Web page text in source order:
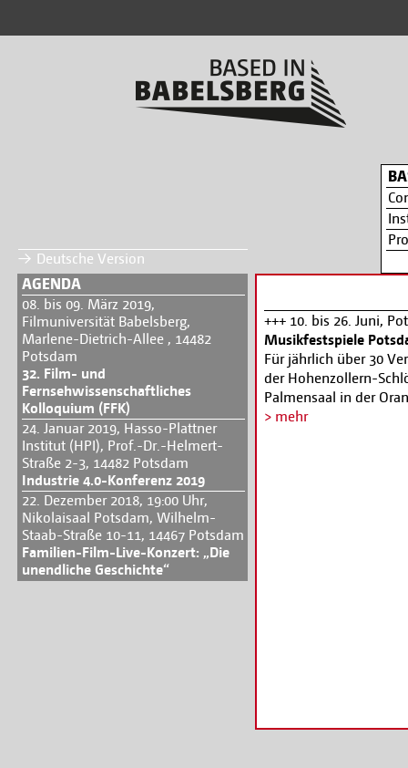
Deutsche Version
AGENDA
08. bis 09. März 2019,
Filmuniversität Babelsberg,
Marlene-Dietrich-Allee , 14482
Potsdam
32. Film- und
Fernsehwissenschaftliches
Kolloquium (FFK)
24. Januar 2019, Hasso-Plattner
Institut (HPI), Prof.-Dr.-Helmert-
Straße 2-3, 14482 Potsdam
Industrie 4.0-Konferenz 2019
22. Dezember 2018, 19:00 Uhr,
Nikolaisaal Potsdam, Wilhelm-
Staab-Straße 10-11, 14467 Potsdam
Familien-Film-Live-Konzert: „Die
unendliche Geschichte“
+++ 10. bis 26. Juni,
Musikfestspiele
Für jährlich über 30
der Hohenzollern-
Palmensaal in der
Orangerie Sanssouci
> mehr